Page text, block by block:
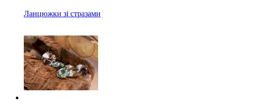
Ланцюжки зі стразами